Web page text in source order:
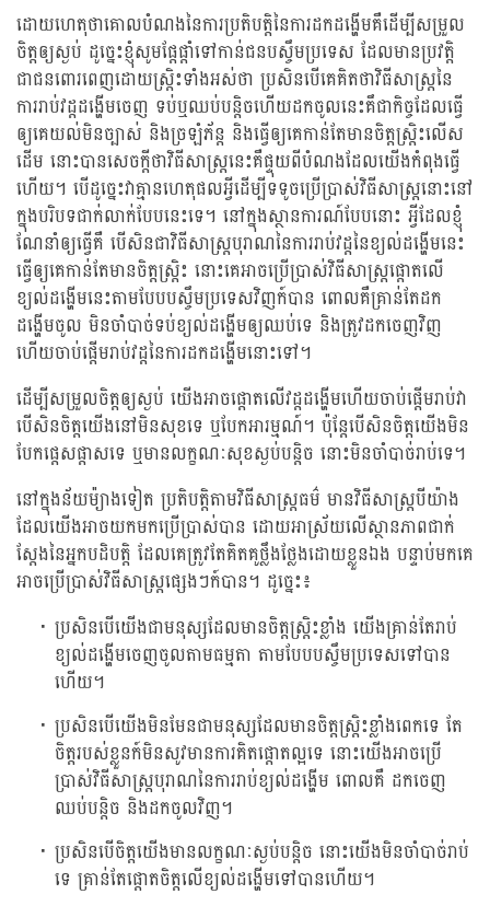
ដោយហេតុថាគោលបំណងនៃការប្រតិបត្តិនៃការដកដង្ហើមគឺដើម្បីសម្រួល
ចិត្តឲ្យស្ងប់ ដូច្នេះខ្ញុំសូមផ្តែផ្តាំទៅកាន់ជនបស្ចឹមប្រទេស ដែលមានប្រវត្តិ
ជាជនពោរពេញដោយស្រ្តិះទាំងអស់ថា ប្រសិនបើគេគិតថាវិធីសាស្រ្តនៃ
ការរាប់វដ្តដង្ហើមចេញ ទប់ឬឈប់បន្តិចហើយដកចូលនេះគឹជាកិច្ចដែលធ្វើ
ឲ្យគេយល់មិនច្បាស់ និងច្រឡំភ័ន្ត និងធ្វើឲ្យគេកាន់តែមានចិត្តស្រ្តិះលើស
ដើម នោះបានសេចក្តីថាវិធីសាស្រ្តនេះគឺផ្ទុយពីបំណងដែលយើងកំពុងធ្វើ
ហើយ។ បើដូច្នេះវាគ្មានហេតុផលអ្វីដើម្បីទទូចប្រើប្រាស់វិធីសាស្រ្តនោះនៅ
ក្នុងបរិបទជាក់លាក់បែបនេះទេ។ នៅក្នុងស្ថានការណ៍បែបនោះ អ្វីដែលខ្ញុំ
ណែនាំឲ្យធ្វើគឺ បើសិនជាវិធីសាស្រ្តបុរាណនៃការរាប់វដ្តនៃខ្យល់ដង្ហើមនេះ
ធ្វើឲ្យគេកាន់តែមានចិត្តស្រ្តិះ នោះគេអាចប្រើប្រាស់វិធីសាស្រ្តផ្តោតលើ
ខ្យល់ដង្ហើមនេះតាមបែបបស្ចឹមប្រទេសវិញក៍បាន ពោលគឺគ្រាន់តែដក
ដង្ហើមចូល មិនចាំបាច់ទប់ខ្យល់ដង្ហើមឲ្យឈប់ទេ និងត្រូវដកចេញវិញ
ហើយចាប់ផ្តើមរាប់វដ្តនៃការដកដង្ហើមនោះទៅ។
ដើម្បីសម្រួលចិត្តឲ្យស្ងប់ យើងអាចផ្តោតលើវដ្តដង្ហើមហើយចាប់ផ្តើមរាប់វា
បើសិនចិត្តយើងនៅមិនសុខទេ ឬបែកអារម្មណ៍។ ប៉ុន្តែបើសិនចិត្តយើងមិន
បែកផ្តេសផ្តាសទេ ឬមានលក្ខណៈសុខស្ងប់បន្តិច នោះមិនចាំបាច់រាប់ទេ។
នៅក្នុងន័យម៉្យាងទៀត ប្រតិបត្តិតាមវិធីសាស្រ្តធម៌ មានវិធីសាស្រ្តបីយ៉ាង
ដែលយើងអាចយកមកប្រើប្រាស់បាន ដោយអាស្រ័យលើស្ថានភាពជាក់
ស្តែងនៃអ្នកបដិបត្តិ ដែលគេត្រូវតែគិតគូថ្លឹងថ្លែងដោយខ្លួនឯង បន្ទាប់មកគេ
អាចប្រើប្រាស់វិធីសាស្រ្តផ្សេងៗក៍បាន។ ដូច្នេះ៖
ប្រសិនបើយើងជាមនុស្សដែលមានចិត្តស្រិ្តះខ្លាំង យើងគ្រាន់តែរាប់
ខ្យល់ដង្ហើមចេញចូលតាមធម្មតា តាមបែបបស្ចឹមប្រទេសទៅបាន
ហើយ។
ប្រសិនបើយើងមិនមែនជាមនុស្សដែលមានចិត្តស្រិ្តះខ្លាំងពេកទេ តែ
ចិត្តរបស់ខ្លួនក៍មិនសូវមានការគិតផ្តោតល្អទេ នោះយើងអាចប្រើ
ប្រាស់វិធីសាស្រ្តបុរាណនៃការរាប់ខ្យល់ដង្ហើម ពោលគឺ ដកចេញ
ឈប់បន្តិច និងដកចូលវិញ។
ប្រសិនបើចិត្តយើងមានលក្ខណៈស្ងប់បន្តិច នោះយើងមិនចាំបាច់រាប់
ទេ គ្រាន់តែផ្តោតចិត្តលើខ្យល់ដង្ហើមទៅបានហើយ។